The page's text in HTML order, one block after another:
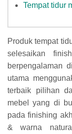
Tempat tidur
Produk tempat
selesaikan
berpengalaman
utama
terbaik pilihan
mebel yang di
pada finishing
& warna